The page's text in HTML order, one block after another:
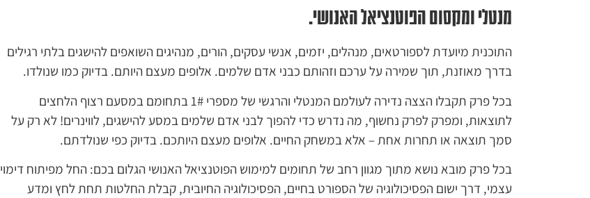
מנטלי ומקסום הפוטנציאל האנושי.
התוכנית מיועדת לספורטאים, מנהלים, יזמים, אנשי עסקים, הורים, מנהיגים השואפים להישגים בלתי רגילים
בדרך מאוזנת, תוך שמירה על ערכם וזהותם כבני אדם שלמים. אלופים מעצם היותם. בדיוק כמו שנולדו.
בכל פרק תקבלו הצצה נדירה לעולמם המנטלי והרגשי של מספרי 1# בתחומם במסעם רצוף הלחצים
לתוצאות, ומפרק לפרק נחשוף, מה נדרש כדי להפוך לבני אדם שלמים במסע להישגים, לווינרים! לא רק על
סמך תוצאה או תחרות אחת – אלא במשחק החיים. אלופים מעצם היותכם. בדיוק כפי שנולדתם.
בכל פרק מובא נושא מתוך מגוון רחב של תחומים למימוש הפוטנציאל האנושי הגלום בכם: החל מפיתוח דימוי
עצמי, דרך ישום הפסיכולוגיה של הספורט בחיים, הפסיכולוגיה החיובית, קבלת החלטות תחת לחץ ומדע